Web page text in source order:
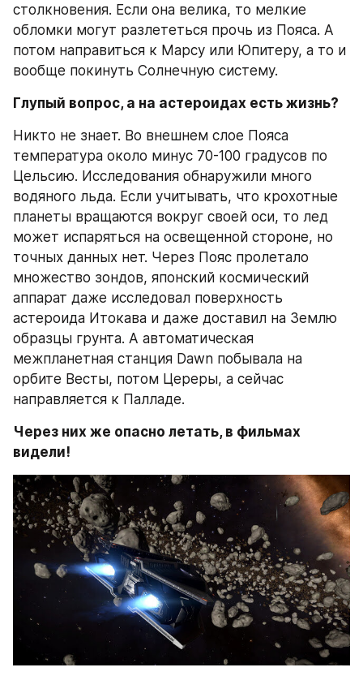
столкновения. Если она велика, то мелкие
обломки могут разлететься прочь из Пояса. А
потом направиться к Марсу или Юпитеру, а то и
вообще покинуть Солнечную систему.
Глупый вопрос, а на астероидах есть жизнь?
Никто не знает. Во внешнем слое Пояса
температура около минус 70-100 градусов по
Цельсию. Исследования обнаружили много
водяного льда. Если учитывать, что крохотные
планеты вращаются вокруг своей оси, то лед
может испаряться на освещенной стороне, но
точных данных нет. Через Пояс пролетало
множество зондов, японский космический
аппарат даже исследовал поверхность
астероида Итокава и даже доставил на Землю
образцы грунта. А автоматическая
межпланетная станция Dawn побывала на
орбите Весты, потом Цереры, а сейчас
направляется к Палладе.
Через них же опасно летать, в фильмах
видели!